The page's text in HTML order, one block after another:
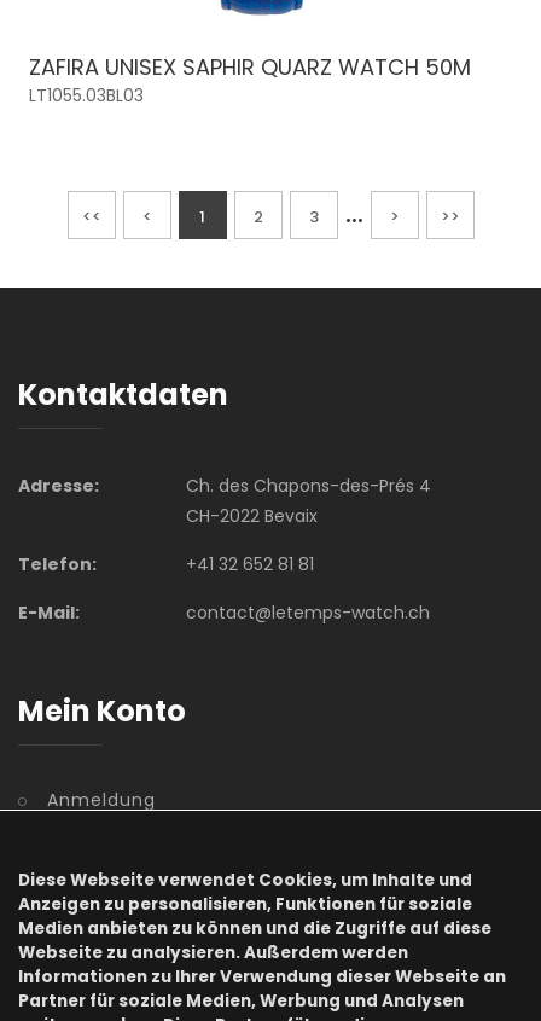
ZAFIRA UNISEX SAPHIR QUARZ WATCH 50M
LT1055.03BL03
<< < 1 2 3 ... > >>
Kontaktdaten
Adresse:
Ch. des Chapons-des-Prés 4
CH-2022 Bevaix
Telefon:
+41 32 652 81 81
E-Mail:
contact@letemps-watch.ch
Mein Konto
Anmeldung
Registrierung
Kennwort vergessen
Diese Webseite verwendet Cookies, um Inhalte und
Anzeigen zu personalisieren, Funktionen für soziale
Medien anbieten zu können und die Zugriffe auf diese
Webseite zu analysieren. Außerdem werden
Informationen zu Ihrer Verwendung dieser Webseite an
Partner für soziale Medien, Werbung und Analysen